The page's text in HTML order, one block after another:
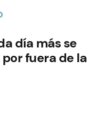
día más se
fuera de la